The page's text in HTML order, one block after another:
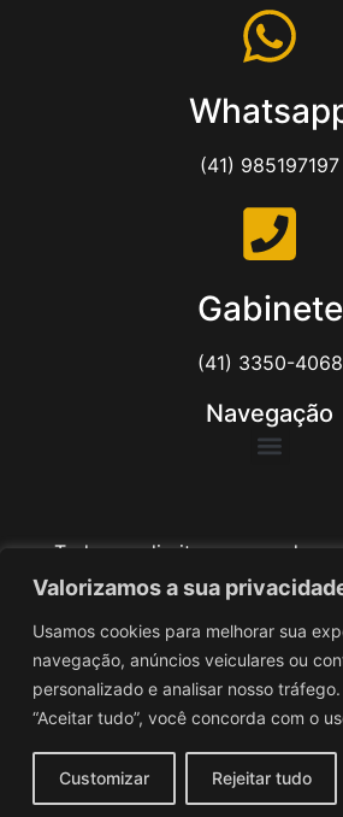
Valorizamos a sua
Usamos cookies para melhorar sua
navegação, anúncios veiculares ou
personalizado e analisar nosso
“Aceitar tudo”, você concorda com o
Customizar Rejeitar tudo
(41) 985197197
Gabinete
(41) 3350-4068
Navegação
Todos os direitos reservados
Barichello
Desenvolvido por